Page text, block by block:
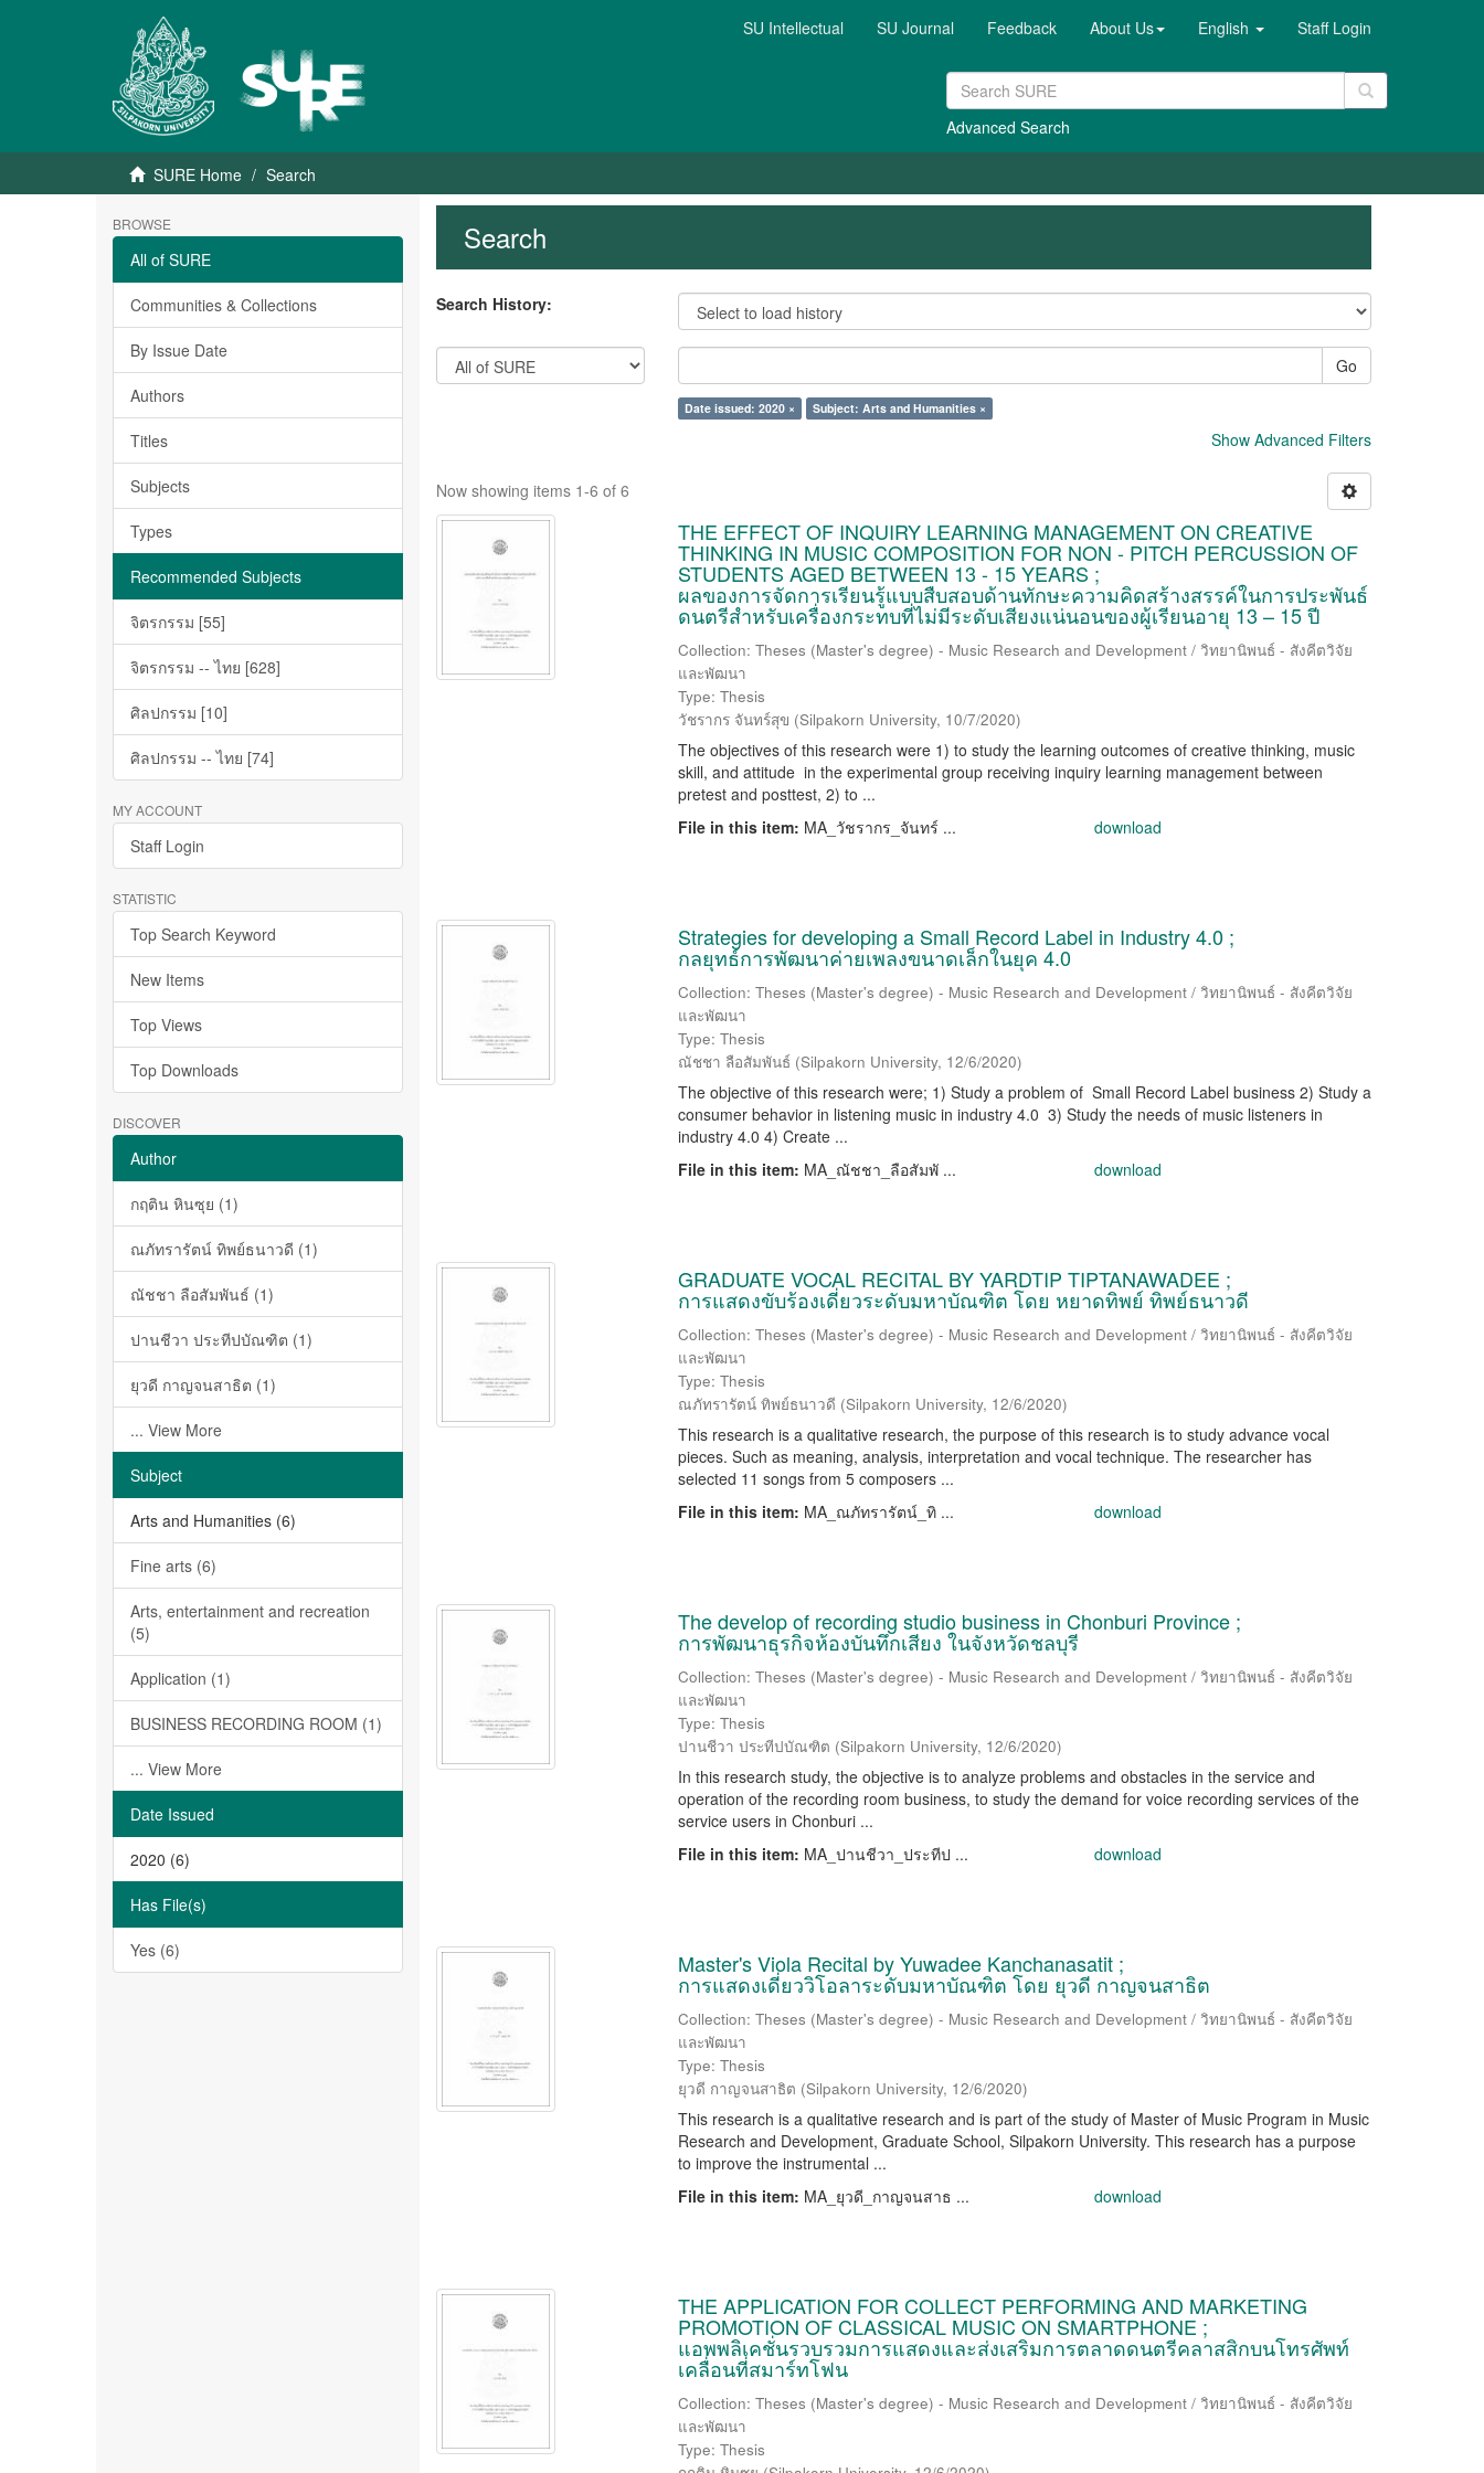
SU Intellectual SU Journal Feedback About Us English Staff Login
Advanced Search
SURE Home Search
BROWSE
All of SURE
Communities & Collections
By Issue Date
Authors
Titles
Subjects
Types
Recommended Subjects
จิตรกรรม [55]
จิตรกรรม -- ไทย [628]
ศิลปกรรม [10]
ศิลปกรรม -- ไทย [74]
MY ACCOUNT
Staff Login
STATISTIC
Top Search Keyword
New Items
Top Views
Top Downloads
DISCOVER
Author
กฤติน หินซุย (1)
ณภัทรารัตน์ ทิพย์ธนาวดี (1)
ณัชชา ลือสัมพันธ์ (1)
ปานชีวา ประทีปบัณฑิต (1)
ยุวดี กาญจนสาธิต (1)
... View More
Subject
Arts and Humanities (6)
Fine arts (6)
Arts, entertainment and recreation
(5)
Application (1)
BUSINESS RECORDING ROOM (1)
... View More
Date Issued
2020 (6)
Has File(s)
Yes (6)
Search
Search History:
Go
Date issued: 2020 × Subject: Arts and Humanities ×
Show Advanced Filters
Now showing items 1-6 of 6
THE EFFECT OF INQUIRY LEARNING MANAGEMENT ON CREATIVE
THINKING IN MUSIC COMPOSITION FOR NON - PITCH PERCUSSION OF
STUDENTS AGED BETWEEN 13 - 15 YEARS ;
ผลของการจัดการเรียนรู้แบบสืบสอบด้านทักษะความคิดสร้างสรรค์ในการประพันธ์
ดนตรีสำหรับเครื่องกระทบที่ไม่มีระดับเสียงแน่นอนของผู้เรียนอายุ 13 – 15 ปี
Collection: Theses (Master's degree) - Music Research and Development / วิทยานิพนธ์ - สังคีตวิจัย
และพัฒนา
Type: Thesis
วัชรากร จันทร์สุข (Silpakorn University, 10/7/2020)
The objectives of this research were 1) to study the learning outcomes of creative thinking, music
skill, and attitude in the experimental group receiving inquiry learning management between
pretest and posttest, 2) to ...
File in this item: MA_วัชรากร_จันทร์ ... download
Strategies for developing a Small Record Label in Industry 4.0 ;
กลยุทธ์การพัฒนาค่ายเพลงขนาดเล็กในยุค 4.0
Collection: Theses (Master's degree) - Music Research and Development / วิทยานิพนธ์ - สังคีตวิจัย
และพัฒนา
Type: Thesis
ณัชชา ลือสัมพันธ์ (Silpakorn University, 12/6/2020)
The objective of this research were; 1) Study a problem of Small Record Label business 2) Study a
consumer behavior in listening music in industry 4.0 3) Study the needs of music listeners in
industry 4.0 4) Create ...
File in this item: MA_ณัชชา_ลือสัมพั ... download
GRADUATE VOCAL RECITAL BY YARDTIP TIPTANAWADEE ;
การแสดงขับร้องเดี่ยวระดับมหาบัณฑิต โดย หยาดทิพย์ ทิพย์ธนาวดี
Collection: Theses (Master's degree) - Music Research and Development / วิทยานิพนธ์ - สังคีตวิจัย
และพัฒนา
Type: Thesis
ณภัทรารัตน์ ทิพย์ธนาวดี (Silpakorn University, 12/6/2020)
This research is a qualitative research, the purpose of this research is to study advance vocal
pieces. Such as meaning, analysis, interpretation and vocal technique. The researcher has
selected 11 songs from 5 composers ...
File in this item: MA_ณภัทรารัตน์_ทิ ... download
The develop of recording studio business in Chonburi Province ;
การพัฒนาธุรกิจห้องบันทึกเสียง ในจังหวัดชลบุรี
Collection: Theses (Master's degree) - Music Research and Development / วิทยานิพนธ์ - สังคีตวิจัย
และพัฒนา
Type: Thesis
ปานชีวา ประทีปบัณฑิต (Silpakorn University, 12/6/2020)
In this research study, the objective is to analyze problems and obstacles in the service and
operation of the recording room business, to study the demand for voice recording services of the
service users in Chonburi ...
File in this item: MA_ปานชีวา_ประทีป ... download
Master's Viola Recital by Yuwadee Kanchanasatit ;
การแสดงเดี่ยววิโอลาระดับมหาบัณฑิต โดย ยุวดี กาญจนสาธิต
Collection: Theses (Master's degree) - Music Research and Development / วิทยานิพนธ์ - สังคีตวิจัย
และพัฒนา
Type: Thesis
ยุวดี กาญจนสาธิต (Silpakorn University, 12/6/2020)
This research is a qualitative research and is part of the study of Master of Music Program in Music
Research and Development, Graduate School, Silpakorn University. This research has a purpose
to improve the instrumental ...
File in this item: MA_ยุวดี_กาญจนสาธ ... download
THE APPLICATION FOR COLLECT PERFORMING AND MARKETING
PROMOTION OF CLASSICAL MUSIC ON SMARTPHONE ;
แอพพลิเคชั่นรวบรวมการแสดงและส่งเสริมการตลาดดนตรีคลาสสิกบนโทรศัพท์
เคลื่อนที่สมาร์ทโฟน
Collection: Theses (Master's degree) - Music Research and Development / วิทยานิพนธ์ - สังคีตวิจัย
และพัฒนา
Type: Thesis